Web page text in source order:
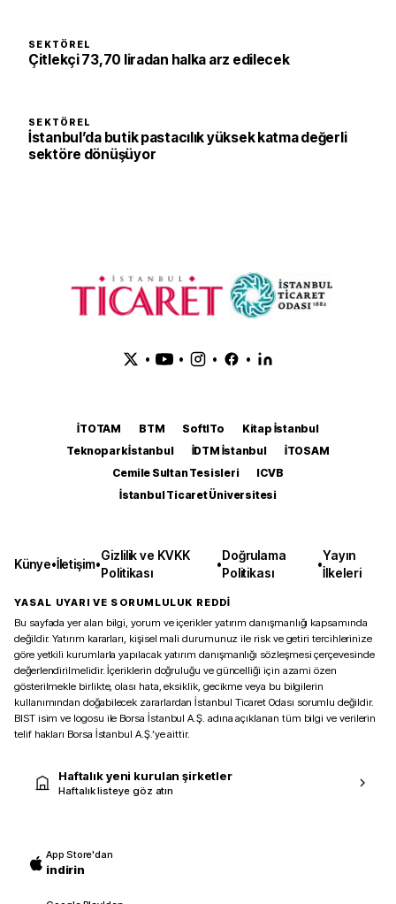
SEKTÖREL
Çitlekçi 73,70 liradan halka arz edilecek
SEKTÖREL
İstanbul’da butik pastacılık yüksek katma değerli
sektöre dönüşüyor
• • • •
İTOTAM BTM SoftITo
Kitap İstanbul
Teknopark İstanbul
İDTM İstanbul
İTOSAM
Cemile Sultan Tesisleri
ICVB
İstanbul Ticaret Üniversitesi
Künye•İletişim•
Gizlilik ve KVKK
Politikası
•
Doğrulama
Politikası
•
Yayın
İlkeleri
YASAL UYARI VE SORUMLULUK REDDİ
Bu sayfada yer alan bilgi, yorum ve içerikler yatırım danışmanlığı kapsamında
değildir. Yatırım kararları, kişisel mali durumunuz ile risk ve getiri tercihlerinize
göre yetkili kurumlarla yapılacak yatırım danışmanlığı sözleşmesi çerçevesinde
değerlendirilmelidir. İçeriklerin doğruluğu ve güncelliği için azami özen
gösterilmekle birlikte, olası hata, eksiklik, gecikme veya bu bilgilerin
kullanımından doğabilecek zararlardan İstanbul Ticaret Odası sorumlu değildir.
BIST isim ve logosu ile Borsa İstanbul A.Ş. adına açıklanan tüm bilgi ve verilerin
telif hakları Borsa İstanbul A.Ş.’ye aittir.
Haftalık yeni kurulan şirketler
Haftalık listeye göz atın
App Store'dan
indirin